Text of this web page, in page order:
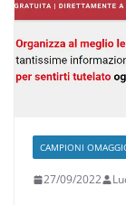
CAMPIONI
27/09/2022